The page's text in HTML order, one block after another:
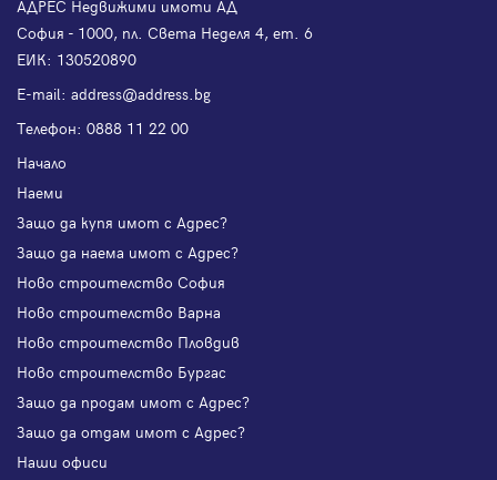
АДРЕС Недвижими имоти АД
София - 1000, пл. Света Неделя 4, ет. 6
ЕИК: 130520890
Е-mail: address@address.bg
Телефон: 0888 11 22 00
Начало
Наеми
Защо да купя имот с Адрес?
Защо да наема имот с Адрес?
Ново строителство София
Ново строителство Варна
Ново строителство Пловдив
Ново строителство Бургас
Защо да продам имот с Адрес?
Защо да отдам имот с Адрес?
Наши офиси